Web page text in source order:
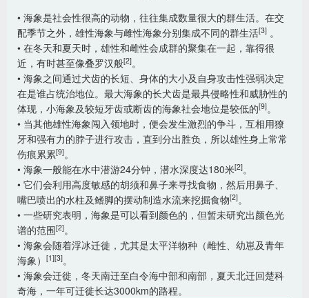
• 海象是社会性很高的动物，往往集成数量很大的群生活。在交
配季节之外，雄性海象与雌性海象分别集成不同的群生活[3] 。
• 在冬天和夏天时，雄性和雌性会成群的聚集在一起，靠得很
近，有时甚至像叠罗汉般[2]。
• 海象之间通过犬齿的长短、身体的大小及自身攻击性强弱决定
在是谁占统治地位。最大海象的长犬齿是最具侵略性和威胁性的
体现，小海象及较短牙齿或断齿的海象社会地位是较低的[9]。
• 当其他雄性海象闯入领地时，便会发生激烈的争斗，互相用獠
牙和强有力的脖子进行攻击，直到分出胜负，所以雄性身上常常
伤痕累累[9]。
• 海象一般能在水中潜游24分钟，潜水深度达180米[2]。
• 它们会利用高度敏感的胡须和鼻子来寻找食物，然后用鼻子、
嘴巴喷出的水柱及鳍脚的摆动制造水流来挖掘食物[2]。
• 一些研究表明，海象是可以看到颜色的，但暂未研究出颜色光
谱的范围[2]。
• 海象会随着浮冰迁徙，尤其是太平洋物种（雌性、幼崽及青年
海象） [1][3]。
• 海象会迁徙，冬天南迁至白令海中部和南部，夏天北迁回楚科
奇海，一年可迁徙长达3000km的路程。